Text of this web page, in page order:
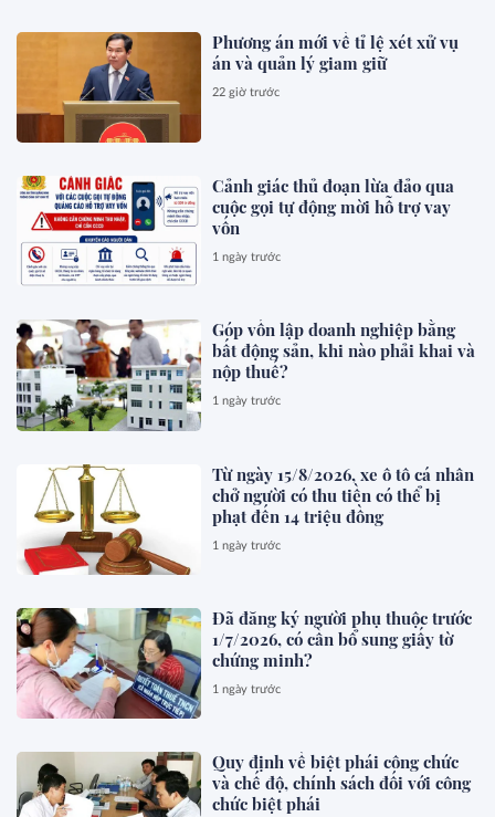
Phương án mới về tỉ lệ xét xử vụ
án và quản lý giam giữ
22 giờ trước
Cảnh giác thủ đoạn lừa đảo qua
cuộc gọi tự động mời hỗ trợ vay
vốn
1 ngày trước
Góp vốn lập doanh nghiệp bằng
bất động sản, khi nào phải khai và
nộp thuế?
1 ngày trước
Từ ngày 15/8/2026, xe ô tô cá nhân
chở người có thu tiền có thể bị
phạt đến 14 triệu đồng
1 ngày trước
Đã đăng ký người phụ thuộc trước
1/7/2026, có cần bổ sung giấy tờ
chứng minh?
1 ngày trước
Quy định về biệt phái công chức
và chế độ, chính sách đối với công
chức biệt phái